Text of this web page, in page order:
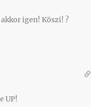
igen! Köszi! ?
UP!